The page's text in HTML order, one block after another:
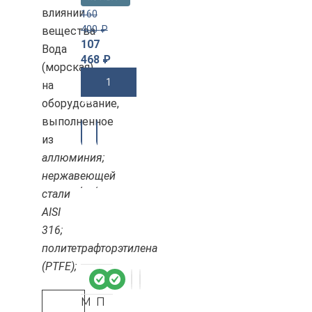
влиянии
вещества
Вода
(морская)
на
оборудование,
выполненное
из
аллюминия;
нержавеющей
стали
AISI
316;
политетрафторэтилена
(PTFE);
160
400₽
107
468 ₽
В Корзину
-3
3%
М
-3
П